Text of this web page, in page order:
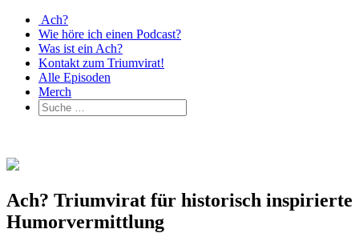
Ach?
Wie höre ich einen Podcast?
Was ist ein Ach?
Kontakt zum Triumvirat!
Alle Episoden
Merch
Ach? Triumvirat für historisch inspirierte
Humorvermittlung